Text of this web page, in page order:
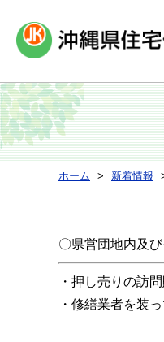
ホーム 新着情報
〇県営団地内及
・押し売りの訪
・修繕業者を